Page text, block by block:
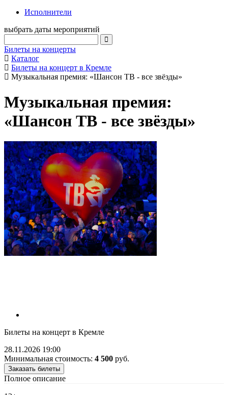
Исполнители
выбрать даты мероприятий
Билеты на концерты
Каталог
Билеты на концерт в Кремле
Музыкальная премия: «Шансон ТВ - все звёзды»
Музыкальная премия:
«Шансон ТВ - все звёзды»
Билеты на концерт в Кремле
28.11.2026 19:00
Минимальная стоимость: 4 500 руб.
Заказать билеты
Полное описание